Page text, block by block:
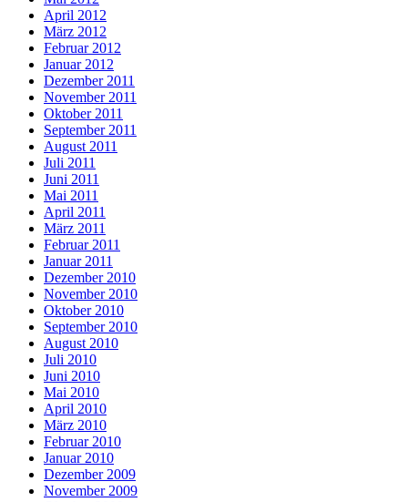
April 2012
März 2012
Februar 2012
Januar 2012
Dezember 2011
November 2011
Oktober 2011
September 2011
August 2011
Juli 2011
Juni 2011
Mai 2011
April 2011
März 2011
Februar 2011
Januar 2011
Dezember 2010
November 2010
Oktober 2010
September 2010
August 2010
Juli 2010
Juni 2010
Mai 2010
April 2010
März 2010
Februar 2010
Januar 2010
Dezember 2009
November 2009